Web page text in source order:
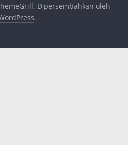
Dipersembahkan oleh
.